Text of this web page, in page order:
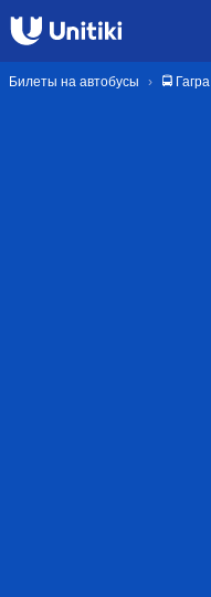
Билеты на автобусы 🚍 Гагра